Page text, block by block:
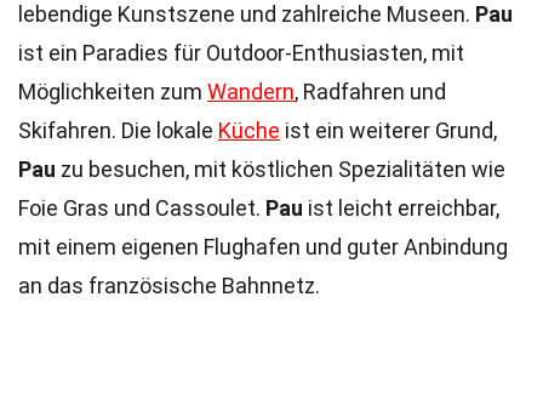
lebendige Kunstszene und zahlreiche Museen. Pau
ist ein Paradies für Outdoor-Enthusiasten, mit
Möglichkeiten zum Wandern, Radfahren und
Skifahren. Die lokale Küche ist ein weiterer Grund,
Pau zu besuchen, mit köstlichen Spezialitäten wie
Foie Gras und Cassoulet. Pau ist leicht erreichbar,
mit einem eigenen Flughafen und guter Anbindung
an das französische Bahnnetz.